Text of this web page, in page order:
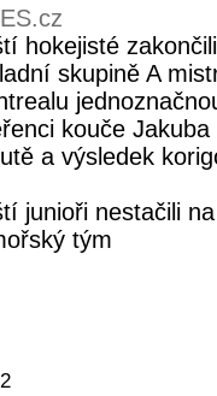
hokejisté
skupině A
kouče
a výsledek
junioři nestačili
tým